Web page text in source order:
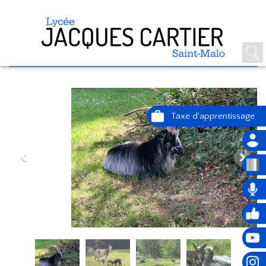
ECOPATURAGE DANS LE PARC DU
LYCÉE